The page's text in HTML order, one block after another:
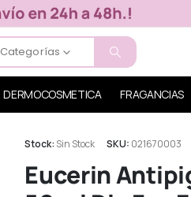
Categorías
DERMOCOSMETICA FRAGANCIAS
Stock: Sin Stock SKU: 021670003
Eucerin